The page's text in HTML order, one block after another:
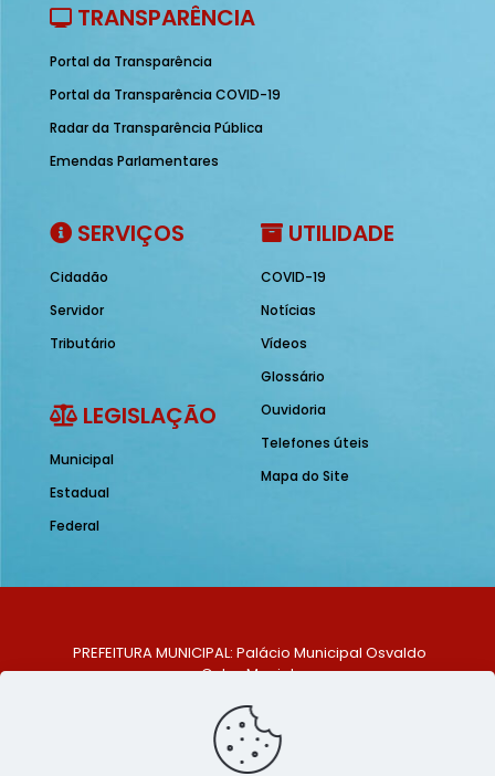
TRANSPARÊNCIA
Portal da Transparência
Portal da Transparência COVID-19
Radar da Transparência Pública
Emendas Parlamentares
SERVIÇOS
Cidadão
Servidor
Tributário
LEGISLAÇÃO
Municipal
Estadual
Federal
UTILIDADE
COVID-19
Notícias
Vídeos
Glossário
Ouvidoria
Telefones úteis
Mapa do Site
PREFEITURA MUNICIPAL: Palácio Municipal Osvaldo
Celso Maciel
Centro, São Bento do Una - PE. CEP: 553370-128
TELEFONE: (81) 99548-1569
E-MAIL: ouvidoria@saobentodouna.pe.gov.br